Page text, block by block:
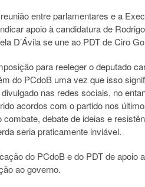
entre parlamentares e a
apoio à candidatura de
D’Ávila se une ao PDT de Ciro
para reeleger o deputado
do PCdoB uma vez que isso
nas redes sociais, no
acordos com o partido nos
combate, debate de ideias e
seria praticamente inviável.
do PCdoB e do PDT de apoio
ao governo.